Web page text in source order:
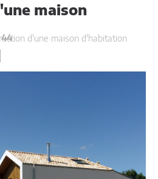
maison
44 d'une maison d'habitation